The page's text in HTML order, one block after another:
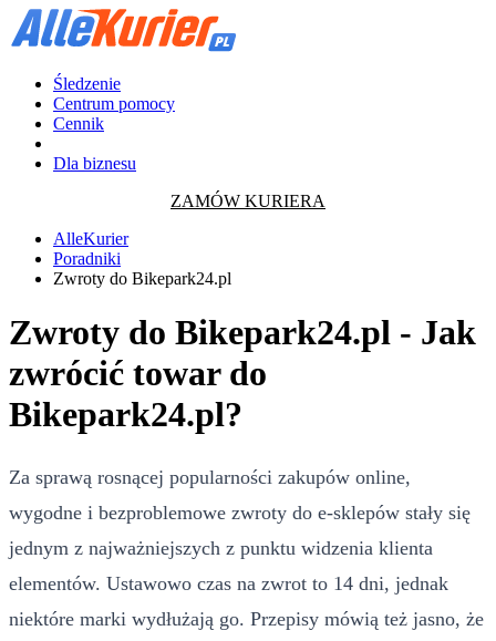
Śledzenie
Centrum pomocy
Cennik
Dla biznesu
ZAMÓW KURIERA
AlleKurier
Poradniki
Zwroty do Bikepark24.pl
Zwroty do Bikepark24.pl - Jak
zwrócić towar do
Bikepark24.pl?
Za sprawą rosnącej popularności zakupów online,
wygodne i bezproblemowe zwroty do e-sklepów stały się
jednym z najważniejszych z punktu widzenia klienta
elementów. Ustawowo czas na zwrot to 14 dni, jednak
niektóre marki wydłużają go. Przepisy mówią też jasno, że